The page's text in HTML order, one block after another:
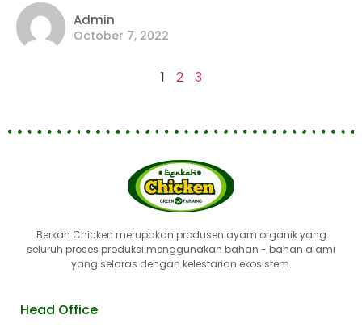
Admin
October 7, 2022
1 2 3
Berkah Chicken merupakan produsen ayam organik yang
seluruh proses produksi menggunakan bahan - bahan alami
yang selaras dengan kelestarian ekosistem.
Head Office